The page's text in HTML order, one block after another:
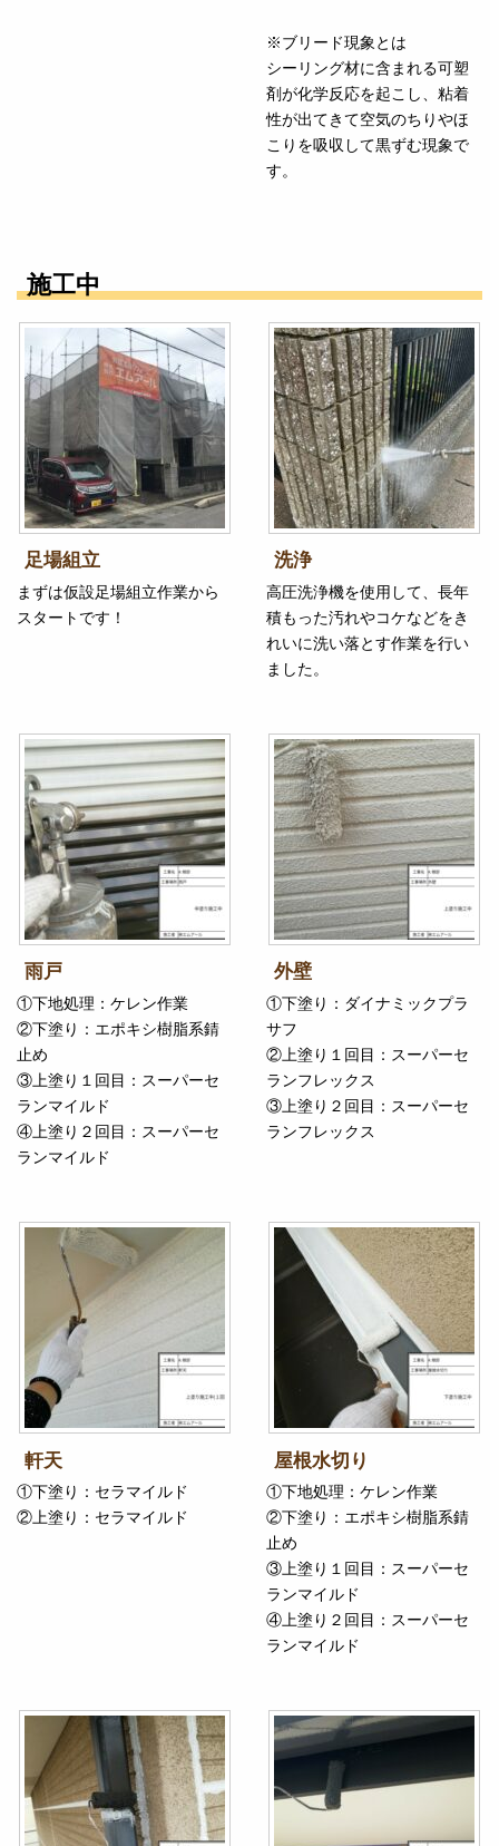
※ブリード現象とは
シーリング材に含まれる可塑
剤が化学反応を起こし、粘着
性が出てきて空気のちりやほ
こりを吸収して黒ずむ現象で
す。
施工中
足場組立
まずは仮設足場組立作業から
スタートです！
洗浄
高圧洗浄機を使用して、長年
積もった汚れやコケなどをき
れいに洗い落とす作業を行い
ました。
雨戸
①下地処理：ケレン作業
②下塗り：エポキシ樹脂系錆
止め
③上塗り１回目：スーパーセ
ランマイルド
④上塗り２回目：スーパーセ
ランマイルド
外壁
①下塗り：ダイナミックプラ
サフ
②上塗り１回目：スーパーセ
ランフレックス
③上塗り２回目：スーパーセ
ランフレックス
軒天
①下塗り：セラマイルド
②上塗り：セラマイルド
屋根水切り
①下地処理：ケレン作業
②下塗り：エポキシ樹脂系錆
止め
③上塗り１回目：スーパーセ
ランマイルド
④上塗り２回目：スーパーセ
ランマイルド